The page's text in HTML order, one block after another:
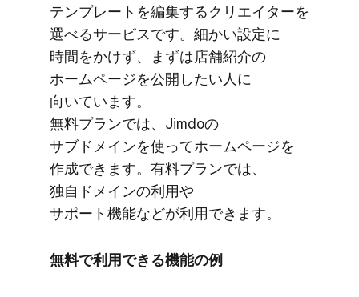
テンプレートを​編集する​クリエイターを​
選べる​サービスです。​細かい​設定に​
時間を​かけず、​まずは​店舗紹介の​
ホームページを​公開したい​人に​
向いています。
無料プランでは、​Jimdoの​
サブドメインを​使って​ホームページを​
作成できます。​有料プランでは、​
独自ドメインの​利用や​
サポート機能などが​利用できます。
無料で​​利用できる​​機能の​​例